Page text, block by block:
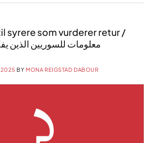
syrere som vurderer retur /
معلومات للسوريين الذين
2025 BY MONA REIGSTAD DABOUR